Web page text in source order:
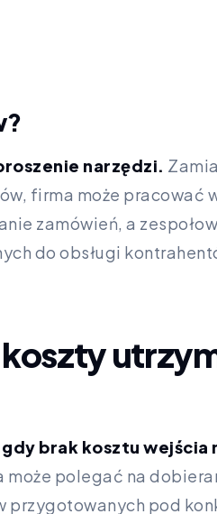
narzędzi.
firma może pracować
zamówień, a
do obsługi
brak kosztu wejścia
polegać na
przygotowanych pod